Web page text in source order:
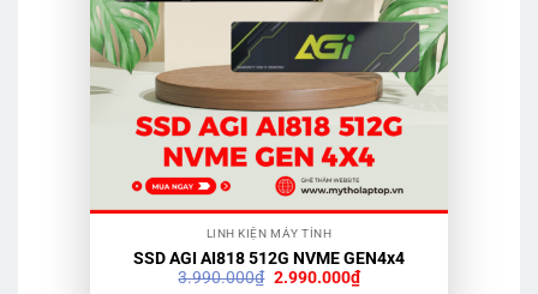
LINH KIỆN MÁY TÍNH
SSD AGI AI818 512G NVME GEN4x4
3.990.000₫ Giá
2.990.000₫Giá